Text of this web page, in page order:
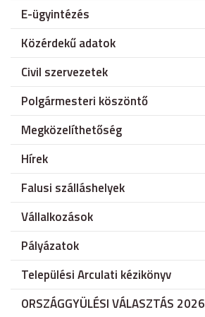
E-ügyintézés
Közérdekű adatok
Civil szervezetek
Polgármesteri köszöntő
Megközelíthetőség
Hírek
Falusi szálláshelyek
Vállalkozások
Pályázatok
Települési Arculati kézikönyv
ORSZÁGGYÜLÉSI VÁLASZTÁS 2026